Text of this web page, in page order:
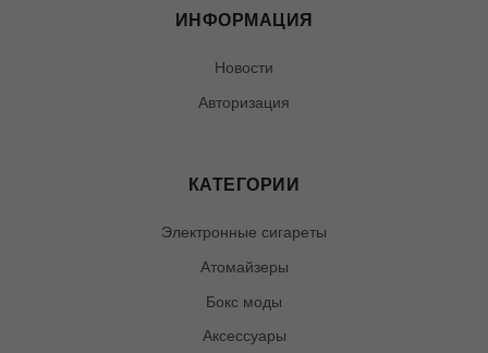
ИНФОРМАЦИЯ
Новости
Авторизация
КАТЕГОРИИ
Электронные сигареты
Атомайзеры
Бокс моды
Аксессуары